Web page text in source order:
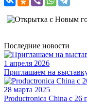
Последние новости
1 апреля 2026
Приглашаем на
28 марта 2025
Productronica China с 26